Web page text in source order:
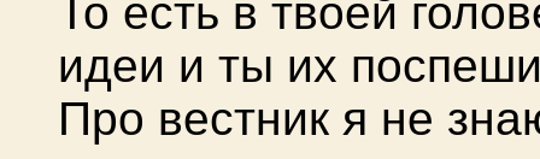
То есть в твоей
идеи и ты их
Про вестник я не